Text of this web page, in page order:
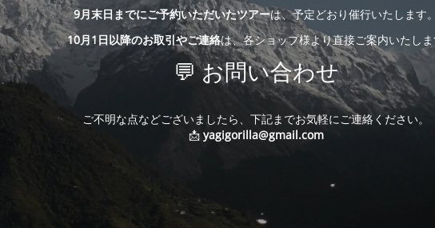
9月末日までにご予約いただいたツアーは、予定どおり催行いたします
10月1日以降のお取引やご連絡は、各ショップ様より直接ご案内いたし
💬 お問い合わせ
ご不明な点などございましたら、下記までお気軽にご連絡ください。
📩 yagigorilla@gmail.com